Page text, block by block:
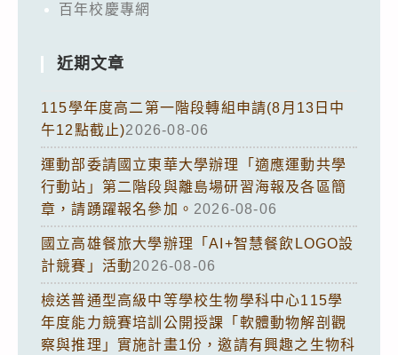
百年校慶專網
近期文章
115學年度高二第一階段轉組申請(8月13日中
午12點截止)2026-08-06
運動部委請國立東華大學辦理「適應運動共學
行動站」第二階段與離島場研習海報及各區簡
章，請踴躍報名參加。 2026-08-06
國立高雄餐旅大學辦理「AI+智慧餐飲LOGO設
計競賽」活動2026-08-06
檢送普通型高級中等學校生物學科中心115學
年度能力競賽培訓公開授課「軟體動物解剖觀
察與推理」實施計畫1份，邀請有興趣之生物科